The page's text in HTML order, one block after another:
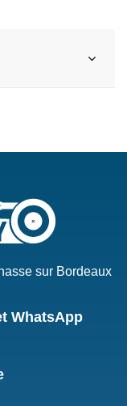
sur Bordeaux
WhatsApp